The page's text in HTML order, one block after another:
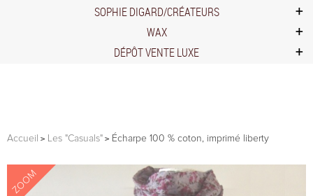
SOPHIE DIGARD/CRÉATEURS
WAX
DÉPÔT VENTE LUXE
Accueil Les "Casuals" Écharpe 100 % coton, imprimé liberty
ZOOM